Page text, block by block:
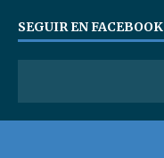
SEGUIR EN FACEBOOK